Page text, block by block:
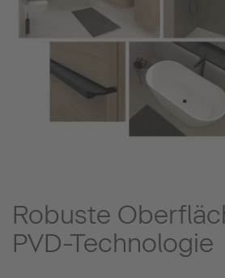
Robuste
PVD-Technologie